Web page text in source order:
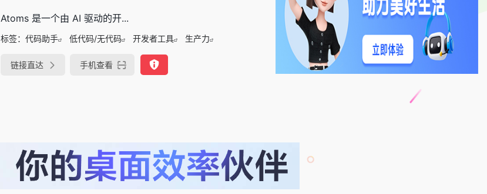
Atoms 是一个由 AI 驱动的开...
标签： 代码助手 低代码/无代码 开发者工具 生产力
链接直达 手机查看